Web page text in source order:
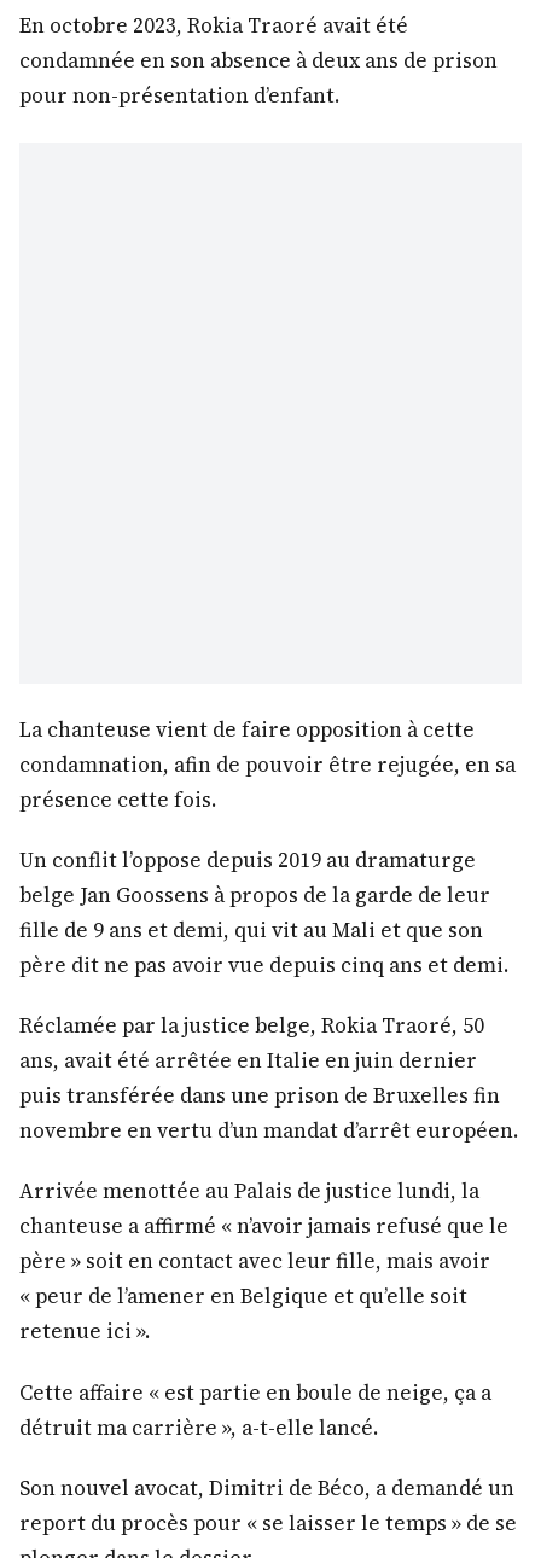
En octobre 2023, Rokia Traoré avait été
condamnée en son absence à deux ans de prison
pour non-présentation d’enfant.
La chanteuse vient de faire opposition à cette
condamnation, afin de pouvoir être rejugée, en sa
présence cette fois.
Un conflit l’oppose depuis 2019 au dramaturge
belge Jan Goossens à propos de la garde de leur
fille de 9 ans et demi, qui vit au Mali et que son
père dit ne pas avoir vue depuis cinq ans et demi.
Réclamée par la justice belge, Rokia Traoré, 50
ans, avait été arrêtée en Italie en juin dernier
puis transférée dans une prison de Bruxelles fin
novembre en vertu d’un mandat d’arrêt européen.
Arrivée menottée au Palais de justice lundi, la
chanteuse a affirmé « n’avoir jamais refusé que le
père » soit en contact avec leur fille, mais avoir
« peur de l’amener en Belgique et qu’elle soit
retenue ici ».
Cette affaire « est partie en boule de neige, ça a
détruit ma carrière », a-t-elle lancé.
Son nouvel avocat, Dimitri de Béco, a demandé un
report du procès pour « se laisser le temps » de se